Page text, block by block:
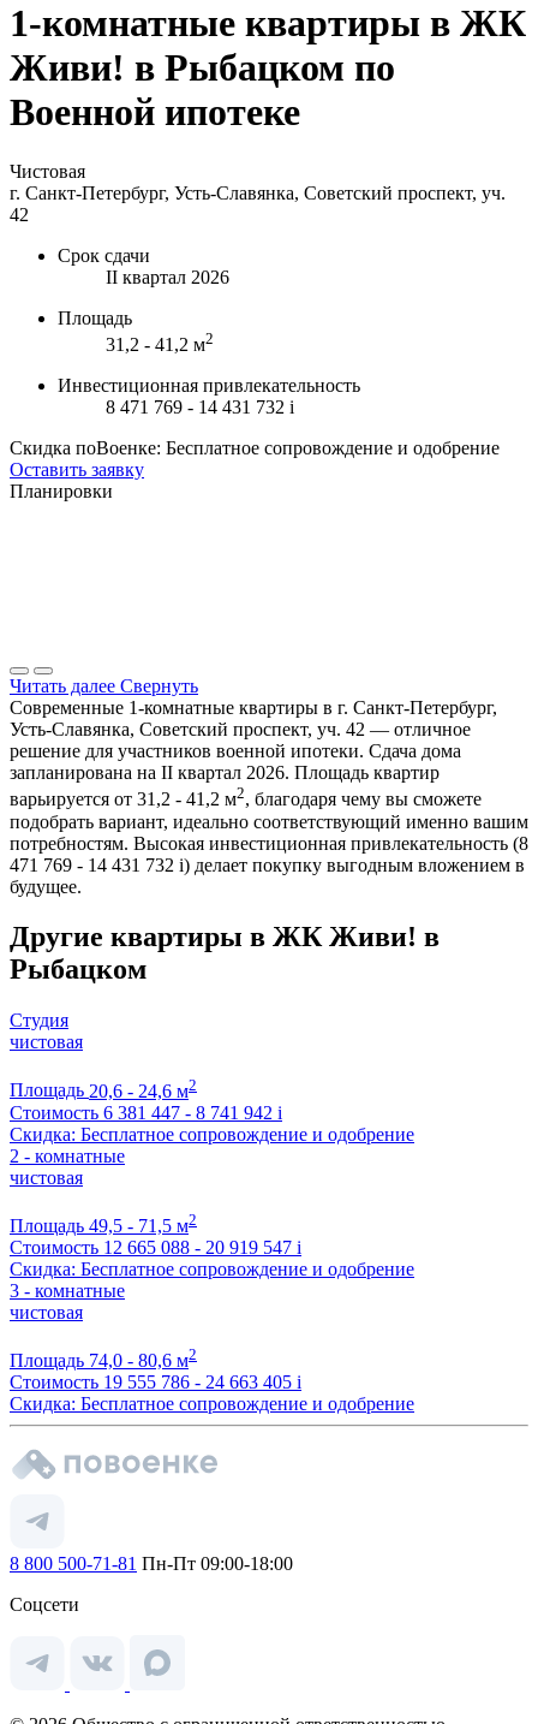
1-комнатные квартиры в ЖК
Живи! в Рыбацком по
Военной ипотеке
Чистовая
г. Санкт-Петербург, Усть-Славянка, Советский проспект, уч.
42
Срок сдачи
II квартал 2026
Площадь
31,2 - 41,2 м2
Инвестиционная привлекательность
8 471 769 - 14 431 732 i
Скидка поВоенке: Бесплатное сопровождение и одобрение
Оставить заявку
Планировки
Читать далее Свернуть
Современные 1-комнатные квартиры в г. Санкт-Петербург,
Усть-Славянка, Советский проспект, уч. 42 — отличное
решение для участников военной ипотеки. Сдача дома
запланирована на II квартал 2026. Площадь квартир
варьируется от 31,2 - 41,2 м2, благодаря чему вы сможете
подобрать вариант, идеально соответствующий именно вашим
потребностям. Высокая инвестиционная привлекательность (8
471 769 - 14 431 732 i) делает покупку выгодным вложением в
будущее.
Другие квартиры в ЖК Живи! в
Рыбацком
Студия
чистовая
Площадь 20,6 - 24,6 м2
Стоимость 6 381 447 - 8 741 942 i
Скидка: Бесплатное сопровождение и одобрение
2 - комнатные
чистовая
Площадь 49,5 - 71,5 м2
Стоимость 12 665 088 - 20 919 547 i
Скидка: Бесплатное сопровождение и одобрение
3 - комнатные
чистовая
Площадь 74,0 - 80,6 м2
Стоимость 19 555 786 - 24 663 405 i
Скидка: Бесплатное сопровождение и одобрение
8 800 500-71-81 Пн-Пт 09:00-18:00
Соцсети